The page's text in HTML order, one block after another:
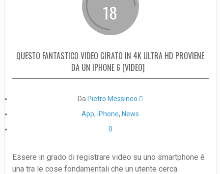
18
QUESTO FANTASTICO VIDEO GIRATO IN 4K ULTRA HD PROVIENE
DA UN IPHONE 6 [VIDEO]
Da Pietro Messineo 
App,iPhone, News
0
Essere in grado di registrare video su uno smartphone è
una tra le cose fondamentali che un utente cerca.